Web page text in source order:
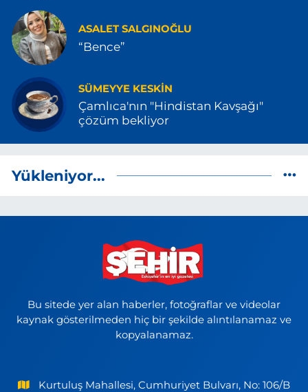
ASALET SALGINOĞLU
“Bence”
SÜMEYYE KESKIN
Çamlıca'nın "Hindistan Kavşağı"
çözüm bekliyor
Yükleniyor...
Bu sitede yer alan haberler, fotoğraflar ve videolar
kaynak gösterilmeden hiç bir şekilde alıntılanamaz ve
kopyalanamaz.
Kurtuluş Mahallesi, Cumhuriyet Bulvarı, No: 106/B